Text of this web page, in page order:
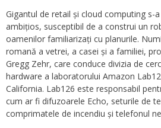
Gigantul de retail și cloud computing s-
ambițios, susceptibil de a construi un
oamenilor familiarizați cu planurile.
romană a vetrei, a casei și a familiei,
Gregg Zehr, care conduce divizia de
hardware a laboratorului Amazon
California. Lab126 este responsabil
cum ar fi difuzoarele Echo, seturile de
comprimatele de incendiu și telefonul